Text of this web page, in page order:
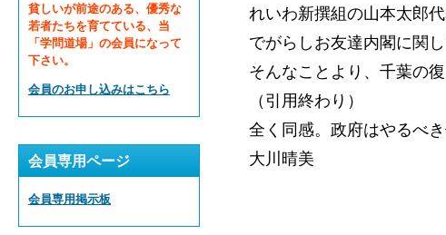
れいわ新撰組の山本太郎
でがらしお友達内閣に関
そんなことより、千葉の
（引用終わり）
全く同感。政府はやるべ
大川晴美
貧しいが前途のある、優秀な
若者たちを育てている、当
「学問道場」の会員になって
下さい。
会員のお申し込みはこちら
会員専用ページ
会員専用掲示板